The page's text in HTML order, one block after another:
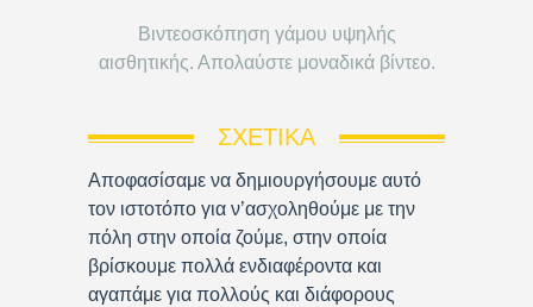
Βιντεοσκόπηση γάμου υψηλής
αισθητικής. Απολαύστε μοναδικά βίντεο.
ΣΧΕΤΙΚΆ
Αποφασίσαμε να δημιουργήσουμε αυτό
τον ιστοτόπο για ν’ασχοληθούμε με την
πόλη στην οποία ζούμε, στην οποία
βρίσκουμε πολλά ενδιαφέροντα και
αγαπάμε για πολλούς και διάφορους